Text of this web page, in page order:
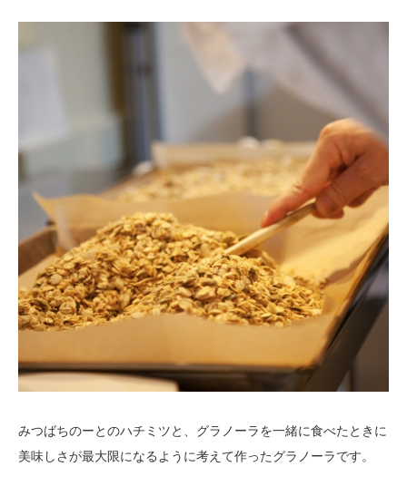
みつばちのーとのハチミツと、グラノーラを一緒に食べたときに
美味しさが最大限になるように考えて作ったグラノーラです。